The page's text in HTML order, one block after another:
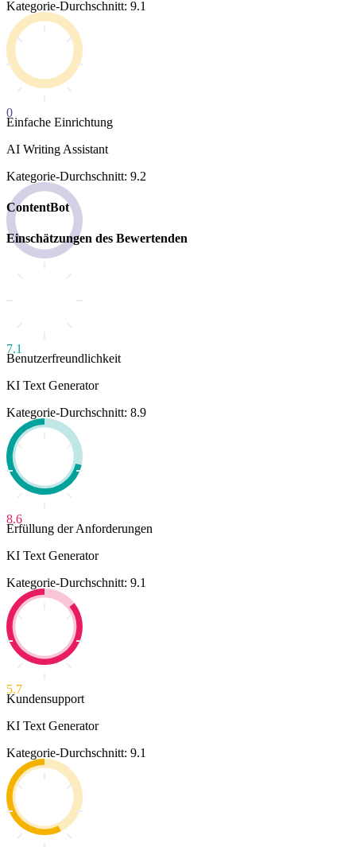
Kategorie-Durchschnitt: 9.1
0
Einfache Einrichtung
AI Writing Assistant
Kategorie-Durchschnitt: 9.2
ContentBot
Einschätzungen des Bewertenden
7.1
Benutzerfreundlichkeit
KI Text Generator
Kategorie-Durchschnitt: 8.9
8.6
Erfüllung der Anforderungen
KI Text Generator
Kategorie-Durchschnitt: 9.1
5.7
Kundensupport
KI Text Generator
Kategorie-Durchschnitt: 9.1